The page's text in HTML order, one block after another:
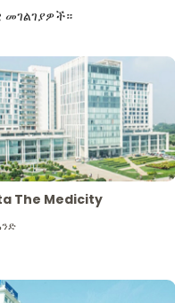
መገልገያዎች።
The Medicity